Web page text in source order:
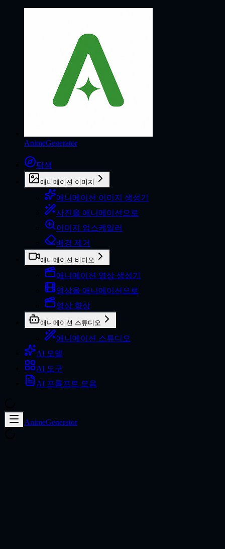
AnimeGenerator
탐색
애니메이션 이미지
애니메이션 이미지 생성기
사진을 애니메이션으로
이미지 업스케일러
배경 제거
애니메이션 비디오
애니메이션 영상 생성기
영상을 애니메이션으로
영상 향상
애니메이션 스튜디오
애니메이션 스튜디오
AI 모델
AI 도구
AI 프롬프트 모음
AnimeGenerator